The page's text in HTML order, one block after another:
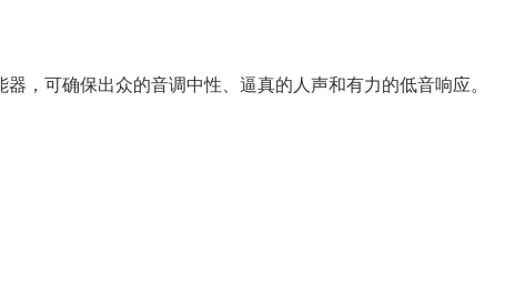
器，可确保出众的音调中性、逼真的人声和有力的低音响应。